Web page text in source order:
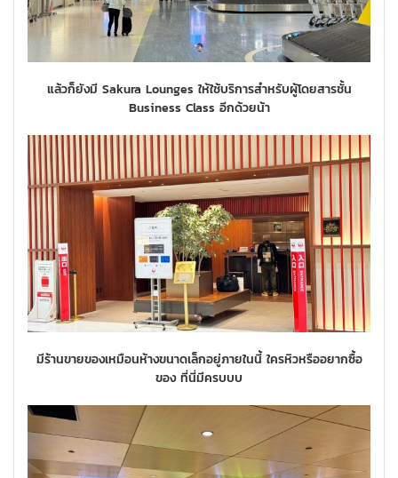
แล้วก็ยังมี Sakura Lounges ให้ใช้บริการสำหรับผู้โดยสารชั้น
Business Class อีกด้วยน้า
มีร้านขายของเหมือนห้างขนาดเล็กอยู่ภายในนี้ ใครหิวหรืออยากซื้อ
ของ ที่นี่มีครบบบ